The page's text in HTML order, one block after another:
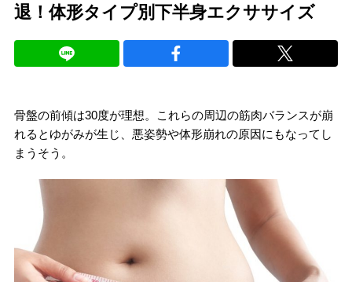
退！体形タイプ別下半身エクササイズ
骨盤の前傾は30度が理想。これらの周辺の筋肉バランスが崩
れるとゆがみが生じ、悪姿勢や体形崩れの原因にもなってし
まうそう。